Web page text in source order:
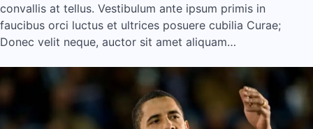
convallis at tellus. Vestibulum ante ipsum primis in
faucibus orci luctus et ultrices posuere cubilia Curae;
Donec velit neque, auctor sit amet aliquam…